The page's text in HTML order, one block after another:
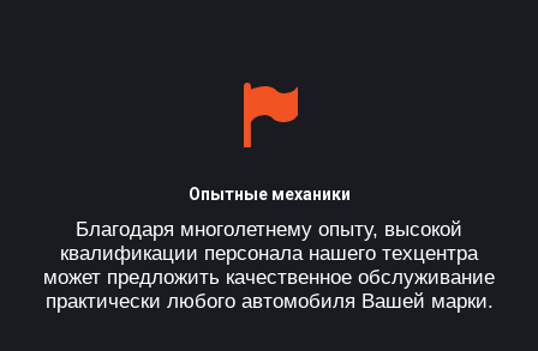
Опытные механики
Благодаря многолетнему опыту, высокой
квалификации персонала нашего техцентра
может предложить качественное обслуживание
практически любого автомобиля Вашей марки.